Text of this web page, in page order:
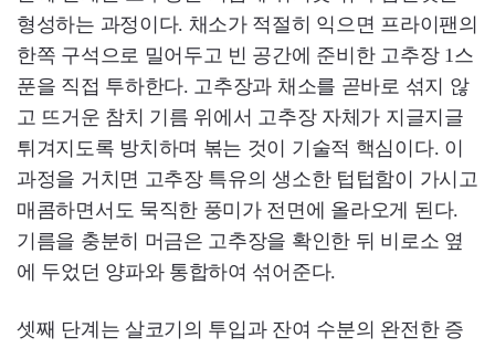
형성하는 과정이다. 채소가 적절히 익으면 프라이팬의
한쪽 구석으로 밀어두고 빈 공간에 준비한 고추장 1스
푼을 직접 투하한다. 고추장과 채소를 곧바로 섞지 않
고 뜨거운 참치 기름 위에서 고추장 자체가 지글지글
튀겨지도록 방치하며 볶는 것이 기술적 핵심이다. 이
과정을 거치면 고추장 특유의 생소한 텁텁함이 가시고
매콤하면서도 묵직한 풍미가 전면에 올라오게 된다.
기름을 충분히 머금은 고추장을 확인한 뒤 비로소 옆
에 두었던 양파와 통합하여 섞어준다.
셋째 단계는 살코기의 투입과 잔여 수분의 완전한 증